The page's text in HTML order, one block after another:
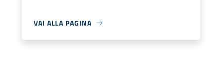
VAI ALLA PAGINA